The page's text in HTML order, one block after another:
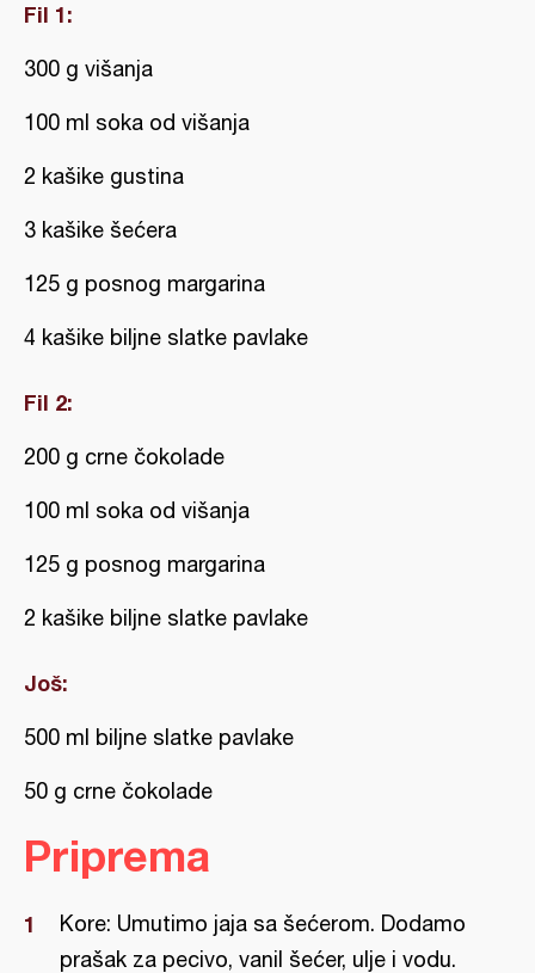
Fil 1:
300 g višanja
100 ml soka od višanja
2 kašike gustina
3 kašike šećera
125 g posnog margarina
4 kašike biljne slatke pavlake
Fil 2:
200 g crne čokolade
100 ml soka od višanja
125 g posnog margarina
2 kašike biljne slatke pavlake
Još:
500 ml biljne slatke pavlake
50 g crne čokolade
Priprema
Kore: Umutimo jaja sa šećerom. Dodamo
prašak za pecivo, vanil šećer, ulje i vodu.